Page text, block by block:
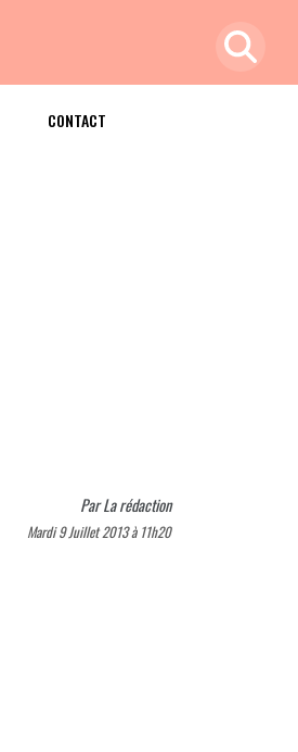
CONTACT
ParLa rédaction
Mardi 9 Juillet 2013 à 11h20